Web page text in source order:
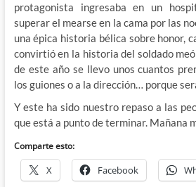
protagonista ingresaba en un
superar el mearse en la cama por las
una épica historia bélica sobre honor,
convirtió en la historia del soldado
de este año se llevo unos cuantos
los guiones o a la dirección… porque
Y este ha sido nuestro repaso a las
que está a punto de terminar. Mañana
Comparte esto:
X Facebook